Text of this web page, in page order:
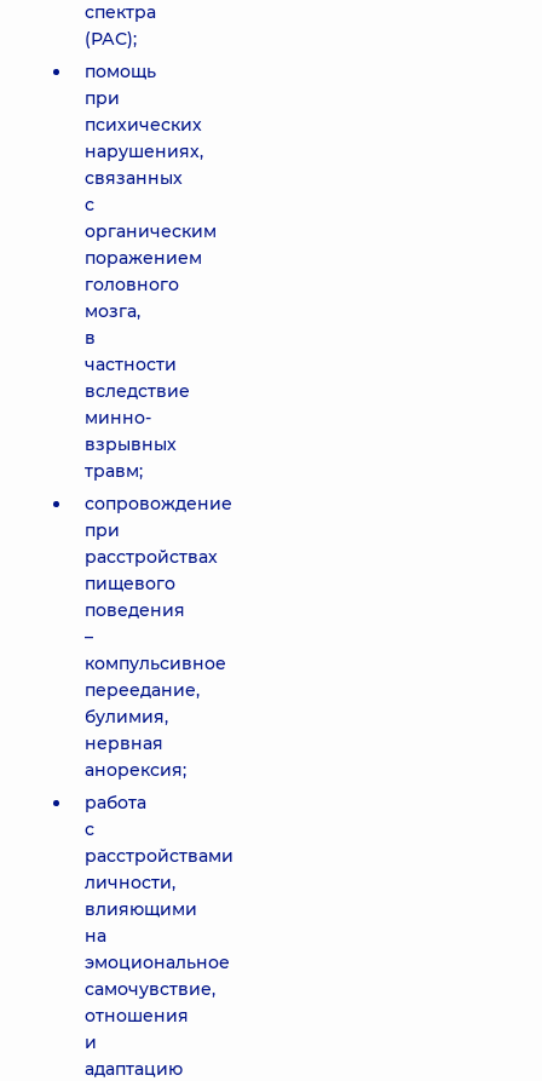
спектра
(РАС);
помощь
при
психических
нарушениях,
связанных
с
органическим
поражением
головного
мозга,
в
частности
вследствие
минно-
взрывных
травм;
сопровождение
при
расстройствах
пищевого
поведения
–
компульсивное
переедание,
булимия,
нервная
анорексия;
работа
с
расстройствами
личности,
влияющими
на
эмоциональное
самочувствие,
отношения
и
адаптацию